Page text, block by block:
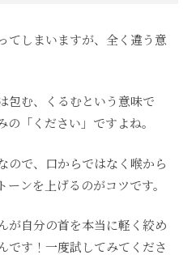
てしまいますが、全く違う意
包む、くるむという意味で
「ください」ですよね。
ので、口からではなく喉から
ンを上げるのがコツです。
が自分の首を本当に軽く絞め
です！一度試してみてくださ